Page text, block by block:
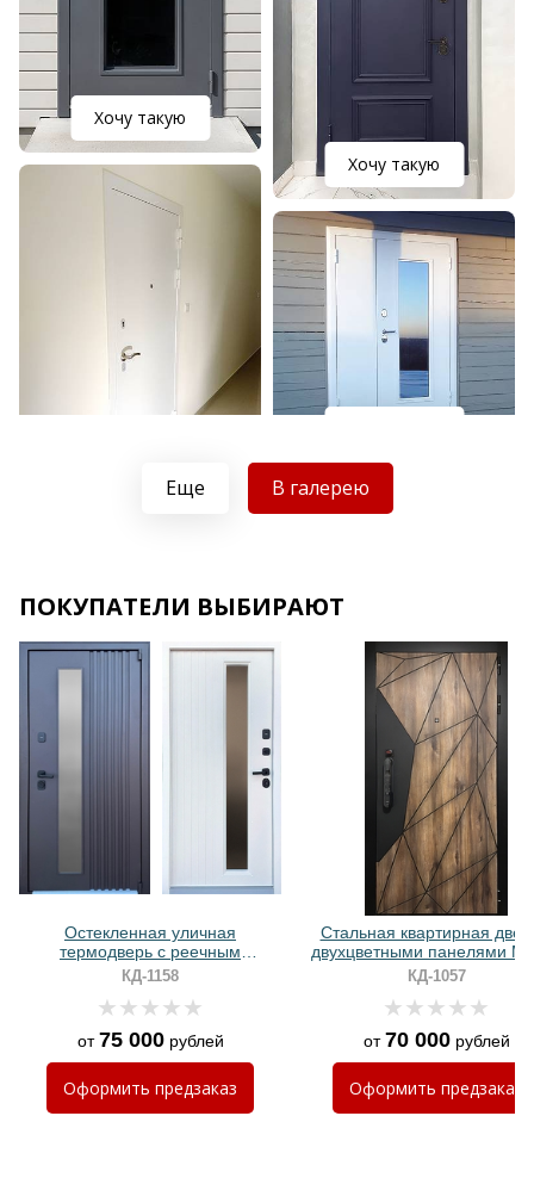
Хочу такую
Хочу такую
Хочу такую
Хочу такую
Хочу такую
Хочу такую
Еще В галерею
ПОКУПАТЕЛИ ВЫБИРАЮТ
Остекленная уличная
термодверь с реечным
оформлением и порошковым
окрашиванием
КД-1158
от75 000рублей
Оформить предзаказ
Стальная квартирная
двухцветными панелями
биометрическим замком
КД-1057
от70 000рублей
Оформить предзаказ